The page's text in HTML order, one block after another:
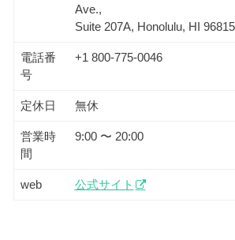
Ave.,
Suite 207A, Honolulu, HI
電話番
号
+1 800-775-0046
定休日 無休
営業時
間
9:00 〜 20:00
web 公式サイト